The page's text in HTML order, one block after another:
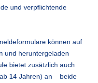
und verpflichtende
können auf
und heruntergeladen
bietet zusätzlich auch
14 Jahren) an – beide